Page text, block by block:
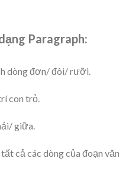
Paragraph:
dòng đơn/ đôi/ rưỡi.
con trỏ.
giữa.
cả các dòng của đoạn văn